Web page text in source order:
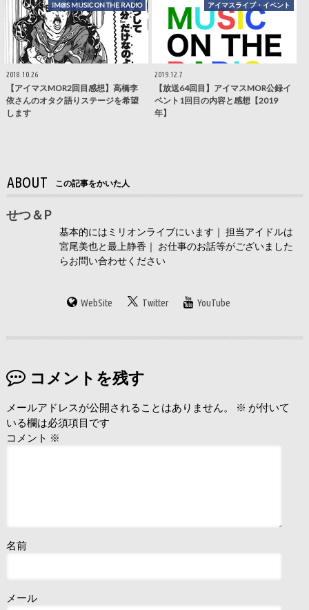
IM@S MUSIC ON THE RADIO
2018.10.26
【アイマスMOR2回目感想】高橋李
依さんのオタク語りステージを希望
します
アイマスライブ・イベント
2019.12.7
【放送64回目】アイマスMOR公録イ
ベント1回目の内容と感想【2019
年】
ABOUT この記事をかいた人
せつ＆P
基本的にはミリオンライブにいます｜ 担当アイドルは
宮尾美也と最上静香｜ お仕事のお話等がございました
らお問い合わせください
WebSite Twitter YouTube
コメントを残す
メールアドレスが公開されることはありません。 ※ が付いて
いる欄は必須項目です
コメント ※
名前
メール